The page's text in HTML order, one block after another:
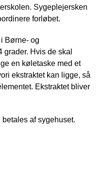
Sygeplejersken
forløbet.
Børne- og
Hvis de skal
en køletaske med et
ekstraktet kan ligge, så
Ekstraktet bliver
af sygehuset.